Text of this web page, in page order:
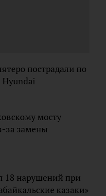
пострадали по
Hyundai
мосту
за замены
18 нарушений при
казаки»